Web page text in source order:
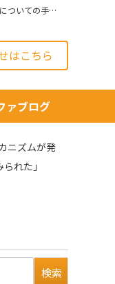
2012/03/20号◆癌研究ハイライト「喫煙率の低下は肺癌死亡率低下に予想以上に寄与する」「膵臓癌の治療耐性にひそむメカニズムが発見された」「癌のプロファイリングの拡大により急性骨髄性白血病についての手掛かりが得られる」「前立腺癌検診に関するヨーロッパでの試験データで、依然リスク低下がみられた」
はこちら
ァブログ
ニズムが発
れた」